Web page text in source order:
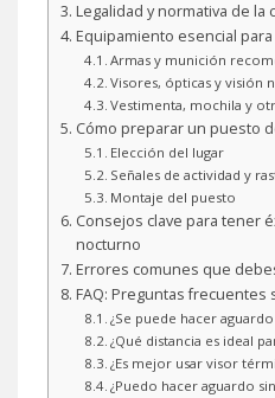
Legalidad y normativa de
Equipamiento esencial
Armas y munición
Visores, ópticas y visión
Vestimenta, mochila y
Cómo preparar un puesto
Elección del lugar
Señales de actividad y
Montaje del puesto
Consejos clave para tener
nocturno
Errores comunes que
FAQ: Preguntas frecuentes
¿Se puede hacer
¿Qué distancia es ideal
¿Es mejor usar visor
¿Puedo hacer aguardo